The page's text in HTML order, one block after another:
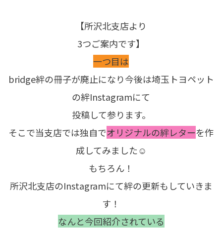
【所沢北支店より
3つご案内です】
一つ目は
bridge絆の冊子が廃止になり今後は埼玉トヨペット
の絆Instagramにて
投稿して参ります。
そこで当支店では独自でオリジナルの絆レターを作
成してみました☺
もちろん！
所沢北支店のInstagramにて絆の更新もしていきま
す！
なんと今回紹介されている